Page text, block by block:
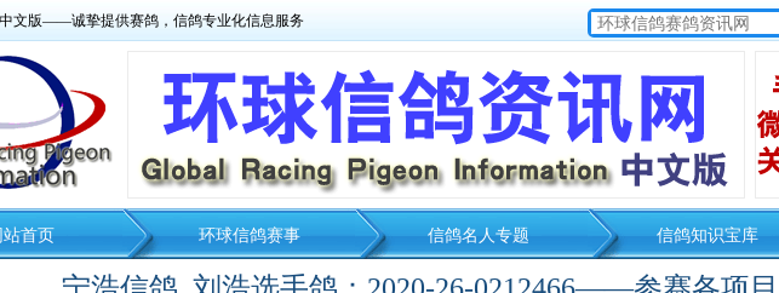
文版——诚挚提供赛鸽，信鸽专业化信息服务
站首页 环球信鸽赛事 信鸽名人专题 信鸽知识宝库